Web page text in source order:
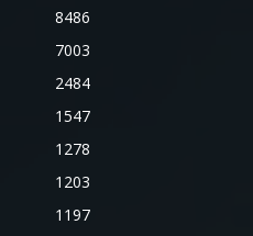
8486
7003
2484
1547
1278
1203
1197